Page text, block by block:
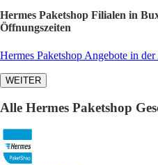
Hermes Paketshop Filialen in
Öffnungszeiten
Hermes Paketshop Angebote in
WEITER
Alle Hermes Paketshop